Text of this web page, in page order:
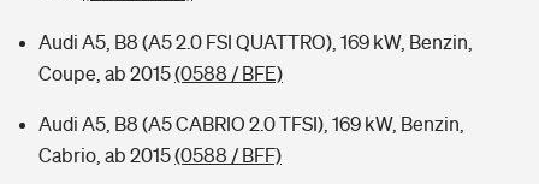
Audi A5, B8 (A5 2.0 FSI QUATTRO), 169 kW, Benzin,
Coupe, ab 2015(0588 / BFE)
Audi A5, B8 (A5 CABRIO 2.0 TFSI), 169 kW, Benzin,
Cabrio, ab 2015(0588 / BFF)